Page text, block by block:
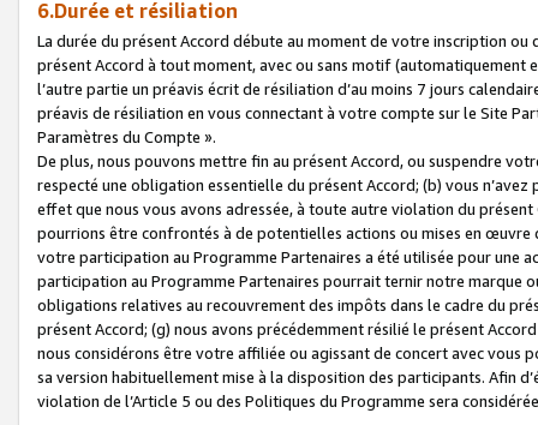
6.Durée et résiliation
La durée du présent Accord débute au moment de votre inscription
présent Accord à tout moment, avec ou sans motif (automatiquement
l’autre partie un préavis écrit de résiliation d’au moins 7 jours
préavis de résiliation en vous connectant à votre compte sur le Site
Paramètres du Compte ».
De plus, nous pouvons mettre fin au présent Accord, ou suspendre
respecté une obligation essentielle du présent Accord; (b) vous
effet que nous vous avons adressée, à toute autre violation du
pourrions être confrontés à de potentielles actions ou mises en
votre participation au Programme Partenaires a été utilisée pour une
participation au Programme Partenaires pourrait ternir notre marque
obligations relatives au recouvrement des impôts dans le cadre du
présent Accord; (g) nous avons précédemment résilié le présent
nous considérons être votre affiliée ou agissant de concert avec vous
sa version habituellement mise à la disposition des participants. Afin
violation de l’Article 5 ou des Politiques du Programme sera